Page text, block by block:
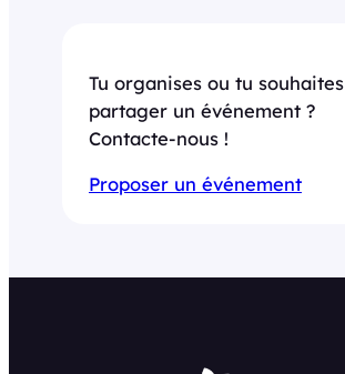
Tu organises ou tu souhaites
partager un événement ?
Contacte-nous !
Proposer un événement